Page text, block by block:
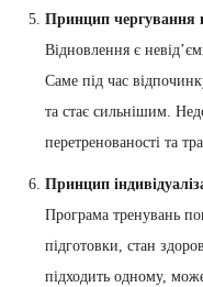
Принцип чергування
Відновлення є
Саме під час
та стає сильнішим.
перетренованості та
Принцип
Програма тренувань
підготовки, стан
підходить одному,